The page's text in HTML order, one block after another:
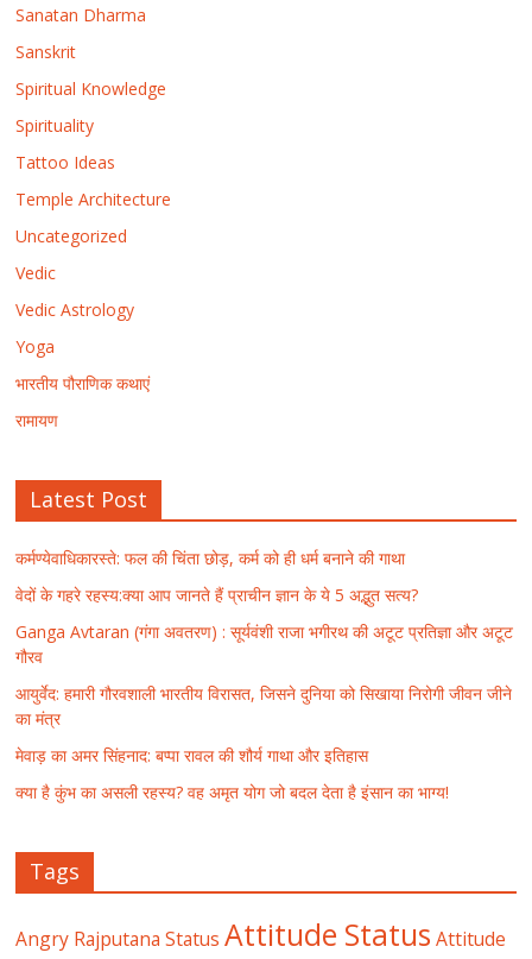
Sanatan Dharma
Sanskrit
Spiritual Knowledge
Spirituality
Tattoo Ideas
Temple Architecture
Uncategorized
Vedic
Vedic Astrology
Yoga
भारतीय पौराणिक कथाएं
रामायण
Latest Post
कर्मण्येवाधिकारस्ते: फल की चिंता छोड़, कर्म को ही धर्म बनाने की गाथा
वेदों के गहरे रहस्य:क्या आप जानते हैं प्राचीन ज्ञान के ये 5 अद्भुत सत्य?
Ganga Avtaran (गंगा अवतरण) : सूर्यवंशी राजा भगीरथ की अटूट प्रतिज्ञा और अटूट
गौरव
आयुर्वेद: हमारी गौरवशाली भारतीय विरासत, जिसने दुनिया को सिखाया निरोगी जीवन जीने
का मंत्र
मेवाड़ का अमर सिंहनाद: बप्पा रावल की शौर्य गाथा और इतिहास
क्या है कुंभ का असली रहस्य? वह अमृत योग जो बदल देता है इंसान का भाग्य!
Tags
Angry Rajputana Status Attitude Status Attitude